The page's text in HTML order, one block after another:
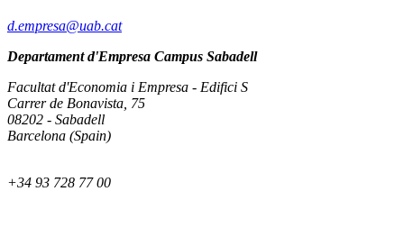
d.empresa@uab.cat
Departament d'Empresa Campus Sabadell
Facultat d'Economia i Empresa - Edifici S
Carrer de Bonavista, 75
08202 - Sabadell
Barcelona (Spain)
+34 93 728 77 00